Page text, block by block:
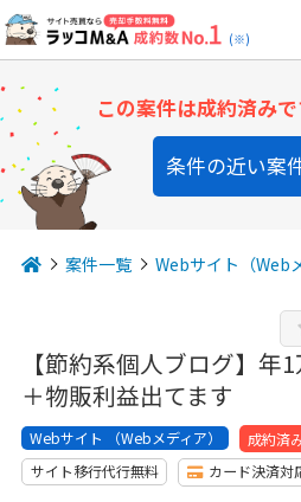
(※)
この案件は成約済み
条件の近い案
案件一覧 Webサイト（Web
【節約系個人ブログ】年
＋物販利益出てます
Webサイト （Webメディア） 成約済
サイト移行代行無料
カード決済対